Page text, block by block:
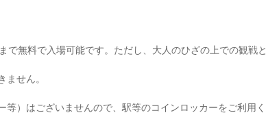
無料で入場可能です。ただし、大人のひざの上での観戦
せん。
）はございませんので、駅等のコインロッカーをご利用